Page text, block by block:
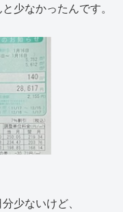
少なかったんです。
少ないけど、